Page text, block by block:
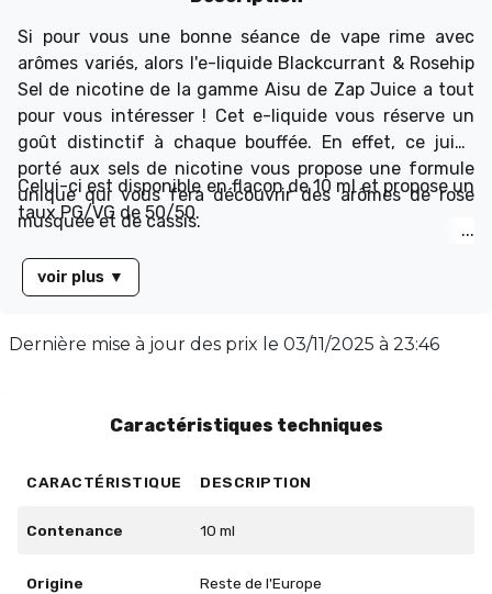
Si pour vous une bonne séance de vape rime avec
arômes variés, alors l'e-liquide Blackcurrant & Rosehip
Sel de nicotine de la gamme Aisu de Zap Juice a tout
pour vous intéresser ! Cet e-liquide vous réserve un
goût distinctif à chaque bouffée. En effet, ce juice
porté aux sels de nicotine vous propose une formule
unique qui vous fera découvrir des arômes de rose
musquée et de cassis.
Celui-ci est disponible en flacon de 10 ml et propose un
taux PG/VG de 50/50.
voir plus ▼
Dernière mise à jour des prix le 03/11/2025 à 23:46
Caractéristiques techniques
CARACTÉRISTIQUE DESCRIPTION
Contenance 10 ml
Origine Reste de l'Europe